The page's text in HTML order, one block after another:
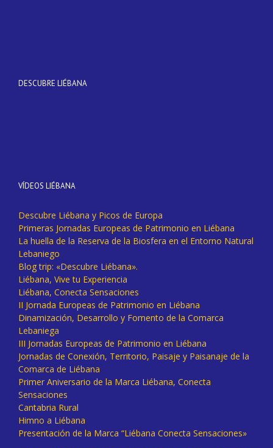
DESCUBRE LIÉBANA
VÍDEOS LIÉBANA
Descubre Liébana y Picos de Europa
Primeras Jornadas Europeas de Patrimonio en Liébana
La huella de la Reserva de la Biosfera en el Entorno Natural
Lebaniego
Blog trip: «Descubre Liébana».
Liébana, Vive tu Experiencia
Liébana, Conecta Sensaciones
II Jornada Europeas de Patrimonio en Liébana
Dinamización, Desarrollo y Fomento de la Comarca
Lebaniega
III Jornadas Europeas de Patrimonio en Liébana
Jornadas de Conexión, Territorio, Paisaje y Paisanaje de la
Comarca de Liébana
Primer Aniversario de la Marca Liébana, Conecta
Sensaciones
Cantabria Rural
Himno a Liébana
Presentación de la Marca “Liébana Conecta Sensaciones»